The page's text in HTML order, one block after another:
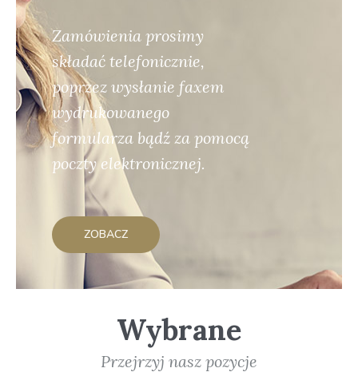
Zamówienia prosimy
składać telefonicznie,
poprzez wysłanie faxem
wydrukowanego
formularza bądź za pomocą
poczty elektronicznej.
ZOBACZ
Wybrane
Przejrzyj nasz pozycje